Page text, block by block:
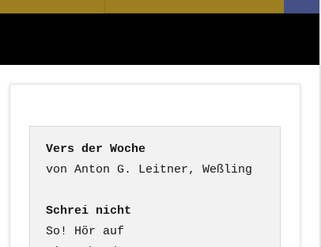
nach:
Vers der Woche
Schrei nicht
So! Hör auf